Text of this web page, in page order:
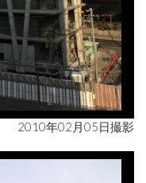
2010年02月05日撮影